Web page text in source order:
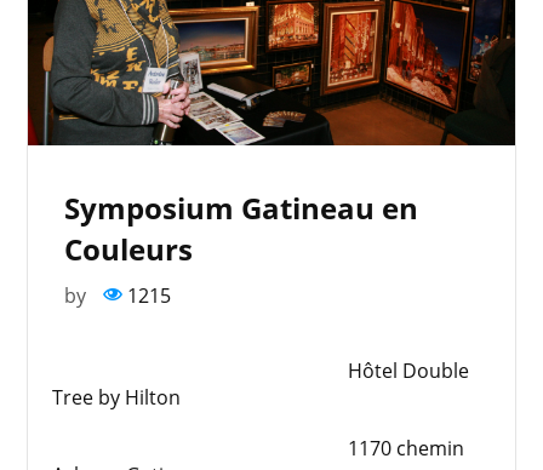
Symposium Gatineau en
Couleurs
by 1215
Hôtel Double
Tree by Hilton
1170 chemin